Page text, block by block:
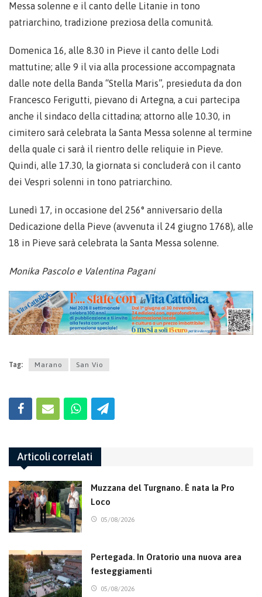
Messa solenne e il canto delle Litanie in tono
patriarchino, tradizione preziosa della comunità.
Domenica 16, alle 8.30 in Pieve il canto delle Lodi
mattutine; alle 9 il via alla processione accompagnata
dalle note della Banda “Stella Maris”, presieduta da don
Francesco Ferigutti, pievano di Artegna, a cui partecipa
anche il sindaco della cittadina; attorno alle 10.30, in
cimitero sarà celebrata la Santa Messa solenne al termine
della quale ci sarà il rientro delle reliquie in Pieve.
Quindi, alle 17.30, la giornata si concluderà con il canto
dei Vespri solenni in tono patriarchino.
Lunedì 17, in occasione del 256° anniversario della
Dedicazione della Pieve (avvenuta il 24 giugno 1768), alle
18 in Pieve sarà celebrata la Santa Messa solenne.
Monika Pascolo e Valentina Pagani
Tag: Marano San Vio
Articoli correlati
Muzzana del Turgnano. È nata la Pro
Loco
05/08/2026
Pertegada. In Oratorio una nuova area
festeggiamenti
05/08/2026